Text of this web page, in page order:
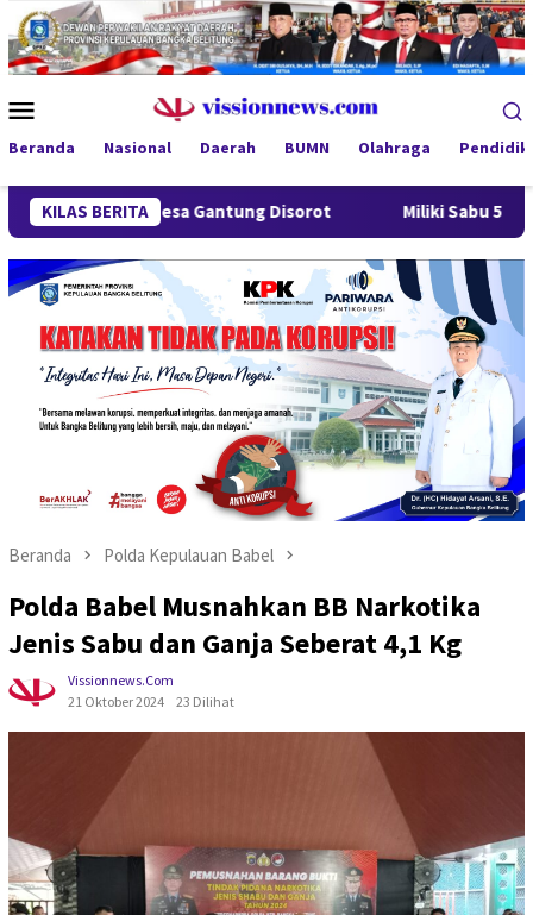
Loncat
ke
konten
Mobile
Beranda Nasional Daerah BUMN Olahraga
KILAS BERITA
Desa Gantung Disorot Miliki Sabu 50 Gram, IRT di
Beranda Polda Kepulauan Babel
Polda Babel Musnahkan BB Narkotika
Jenis Sabu dan Ganja Seberat 4,1 Kg
Vissionnews.com
21 Oktober 2024
23 Dilihat